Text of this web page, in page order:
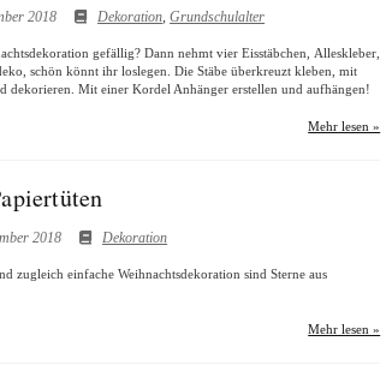
2018 Dekoration,Grundschulalter
gefällig? Dann nehmt vier Eisstäbchen, Alleskleber,
schön könnt ihr loslegen. Die Stäbe überkreuzt kleben, mit
dekorieren. Mit einer Kordel Anhänger erstellen und aufhängen!
Mehr lesen »
2018 Dekoration
zugleich einfache Weihnachtsdekoration sind Sterne aus
Mehr lesen »